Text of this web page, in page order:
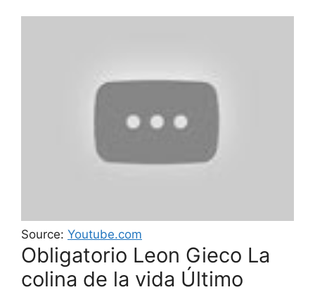
Source: Youtube.com
Obligatorio Leon Gieco La
colina de la vida Último